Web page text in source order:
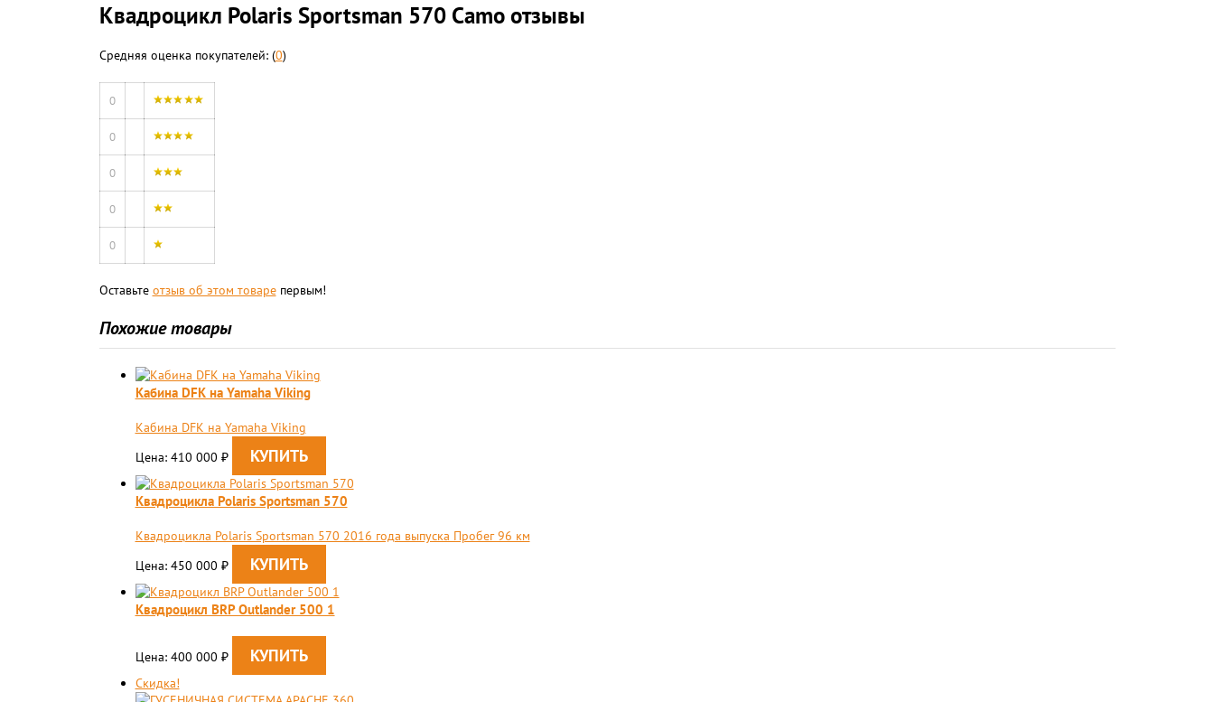
Квадроцикл Polaris Sportsman 570 Camo отзывы
Средняя оценка покупателей: (0)
0
0
0
0
0
Оставьте отзыв об этом товарепервым!
Похожие товары
Кабина DFK на Yamaha Viking
Кабина DFK на Yamaha Viking
Цена: 410 000 ₽
Квадроцикла Polaris Sportsman 570
Квадроцикла Polaris Sportsman 570 2016 года выпуска Пробег 96 км
Цена: 450 000 ₽
Квадроцикл BRP Outlander 500 1
Цена: 400 000 ₽
Скидка!